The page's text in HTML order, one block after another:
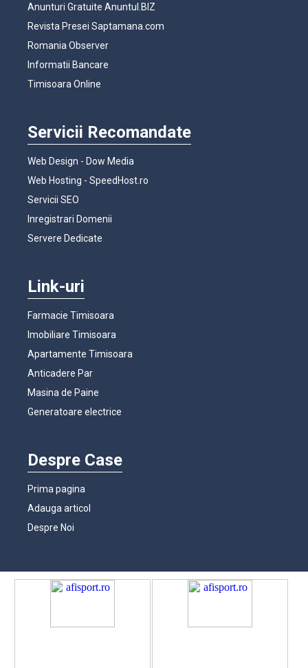
Anunturi Gratuite Anuntul.BIZ
Revista Presei Saptamana.com
Romania Observer
Informatii Bancare
Timisoara Online
Servicii Recomandate
Web Design - Dow Media
Web Hosting - SpeedHost.ro
Servicii SEO
Inregistrari Domenii
Servere Dedicate
Link-uri
Farmacie Timisoara
Imobiliare Timisoara
Apartamente Timisoara
Anticadere Par
Masina de Paine
Generatoare electrice
Despre Case
Prima pagina
Adauga articol
Despre Noi